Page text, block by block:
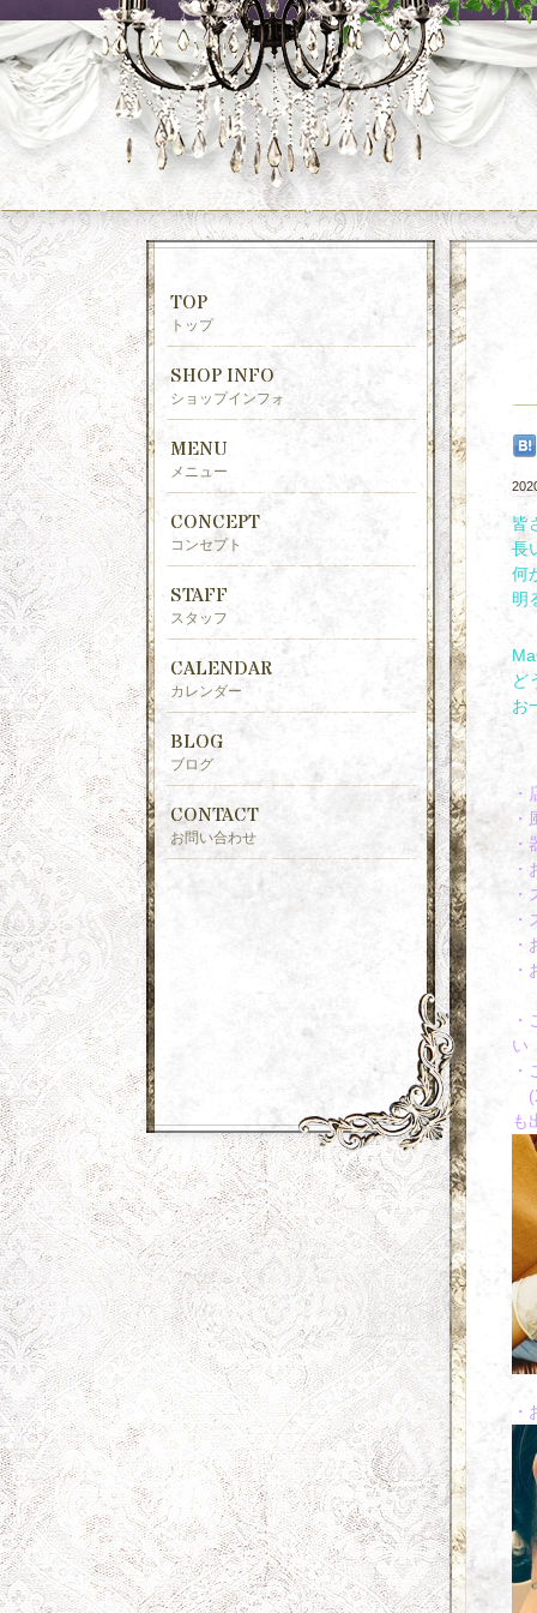
TOP
トップ
SHOP INFO
ショップインフォ
MENU
メニュー
CONCEPT
コンセプト
STAFF
スタッフ
CALENDAR
カレンダー
BLOG
ブログ
CONTACT
お問い合わせ
皆
長
何
明
ど
お
い
も